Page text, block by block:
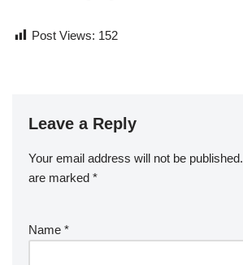
Post Views: 152
Leave a Reply
Your email address will not be published.
are marked *
Name *